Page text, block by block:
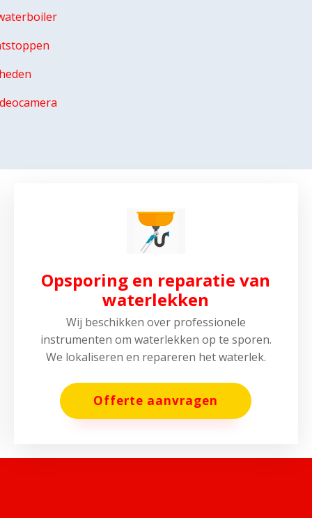
Opsporing en reparatie van
waterlekken
Wij beschikken over professionele
instrumenten om waterlekken op te sporen.
We lokaliseren en repareren het waterlek.
Offerte aanvragen